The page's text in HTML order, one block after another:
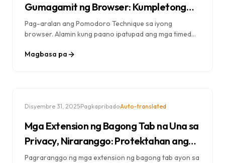
Gumagamit ng Browser: Kumpletong
Gabay sa Implementasyon
Pag-aralan ang Pomodoro Technique sa iyong
browser. Alamin kung paano ipatupad ang mga timed
palakasin ang iyong produktibidad.
Magbasa pa
Disyembre 31, 2025·Pagkapribado·Auto-translated
Mga Extension ng Bagong Tab na Una sa
Privacy, Niraranggo: Protektahan ang
Iyong Data
Pagraranggo ng mga extension ng bagong tab ayon sa